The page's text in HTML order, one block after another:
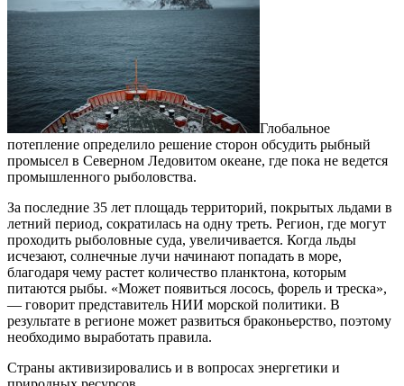
Глобальное
потепление определило решение сторон обсудить рыбный
промысел в Северном Ледовитом океане, где пока не ведется
промышленного рыболовства.
За последние 35 лет площадь территорий, покрытых льдами в
летний период, сократилась на одну треть. Регион, где могут
проходить рыболовные суда, увеличивается. Когда льды
исчезают, солнечные лучи начинают попадать в море,
благодаря чему растет количество планктона, которым
питаются рыбы. «Может появиться лосось, форель и треска»,
— говорит представитель НИИ морской политики. В
результате в регионе может развиться браконьерство, поэтому
необходимо выработать правила.
Страны активизировались и в вопросах энергетики и